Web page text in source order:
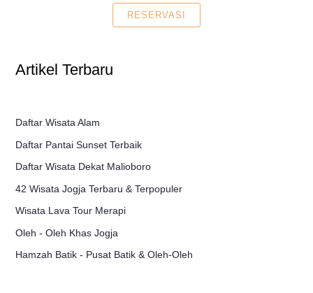
RESERVASI
Artikel Terbaru
Daftar Wisata Alam
Daftar Pantai Sunset Terbaik
Daftar Wisata Dekat Malioboro
42 Wisata Jogja Terbaru & Terpopuler
Wisata Lava Tour Merapi
Oleh - Oleh Khas Jogja
Hamzah Batik - Pusat Batik & Oleh-Oleh